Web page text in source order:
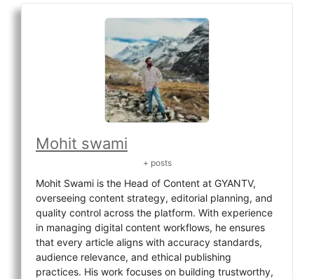
Mohit swami
+ posts
Mohit Swami is the Head of Content at GYANTV,
overseeing content strategy, editorial planning, and
quality control across the platform. With experience
in managing digital content workflows, he ensures
that every article aligns with accuracy standards,
audience relevance, and ethical publishing
practices. His work focuses on building trustworthy,